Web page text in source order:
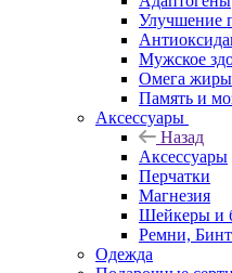
Улучшение
Мужское
Омега жиры
Память и
Аксессуары
Назад
Аксессуары
Перчатки
Магнезия
Шейкеры и
Ремни,
Одежда